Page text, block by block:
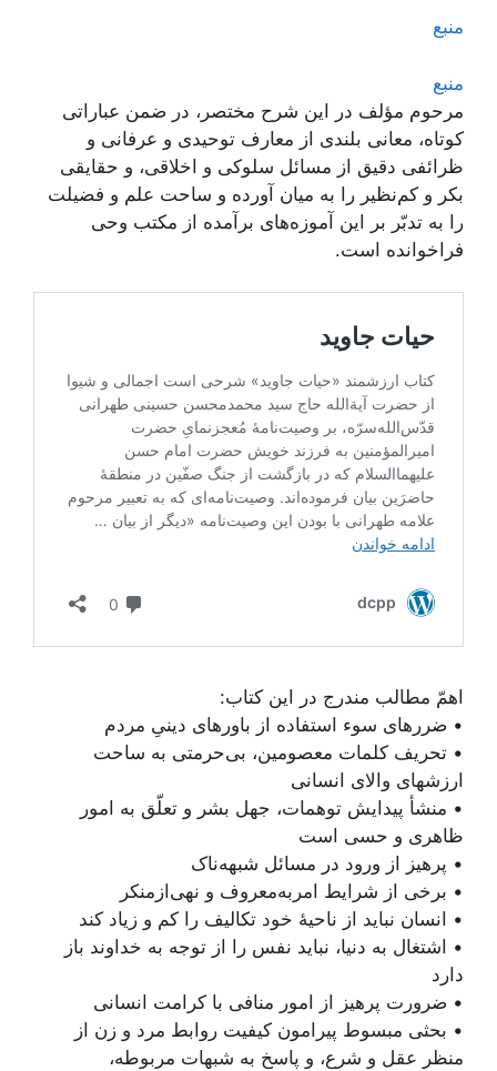
مرحوم مؤلف در این شرح مختصر، در ضمن عباراتی
کوتاه، معانی بلندی از معارف توحیدی و عرفانی و
ظرائفی دقیق از مسائل سلوکی و اخلاقی، و حقایقی
بکر و کم‌نظیر را به میان آورده و ساحت علم و فضیلت
را به تدبّر بر این آموزه‌های برآمده از مکتب وحی
فراخوانده است.
اهمّ مطالب مندرج در این کتاب:
• ضررهای سوء استفاده از باورهای دینیِ مردم
• تحریف کلمات معصومین، بی‌حرمتی به ساحت
ارزشهای والای انسانی
• منشأ پیدایش توهمات، جهل بشر و تعلّق به امور
ظاهری و حسی است
• پرهیز از ورود در مسائل شبهه‌ناک
• برخی از شرایط امر‌به‌معروف و نهی‌از‌منکر
• انسان نباید از ناحیۀ خود تکالیف را کم و زیاد کند
• اشتغال به دنیا، نباید نفس را از توجه به خداوند باز
• ضرورت پرهیز از امور منافی با کرامت انسانی
• بحثی مبسوط پیرامون کیفیت روابط مرد و زن از
منظر عقل و شرع، و پاسخ به شبهات مربوطه،